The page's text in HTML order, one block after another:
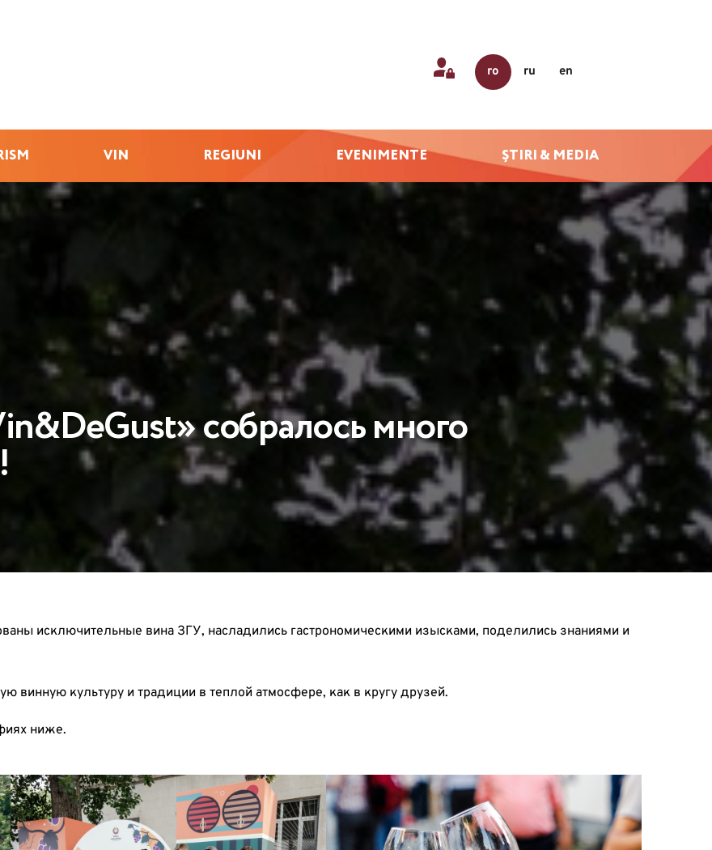
ro ru en
VIN REGIUNI EVENIMENTE ȘTIRI & MEDIA
собралось много
исключительные вина ЗГУ, насладились гастрономическими изысками, поделились знаниями и
винную культуру и традиции в теплой атмосфере, как в кругу друзей.
ниже.